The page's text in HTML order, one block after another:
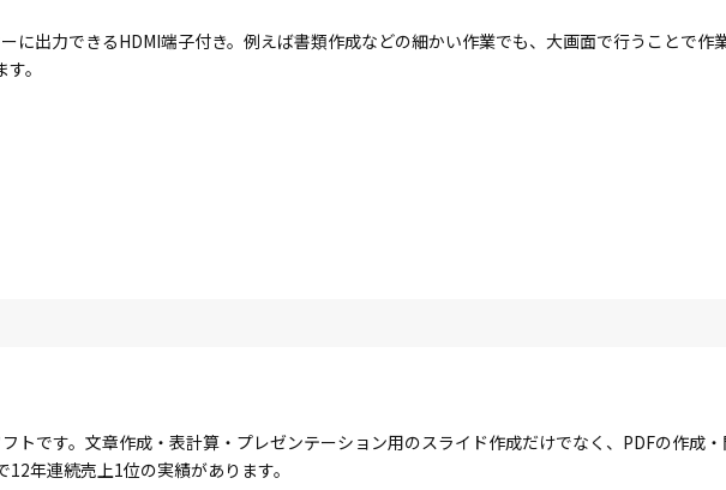
に出力できるHDMI端子付き。例えば書類作成などの細かい作業でも、大画面で行うことで作
。
です。文章作成・表計算・プレゼンテーション用のスライド作成だけでなく、PDFの作成
年連続売上1位の実績があります。